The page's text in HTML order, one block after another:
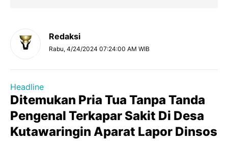
Redaksi
Rabu, 4/24/2024 07:24:00 AM WIB
Headline
Ditemukan Pria Tua Tanpa Tanda
Pengenal Terkapar Sakit Di Desa
Kutawaringin Aparat Lapor Dinsos